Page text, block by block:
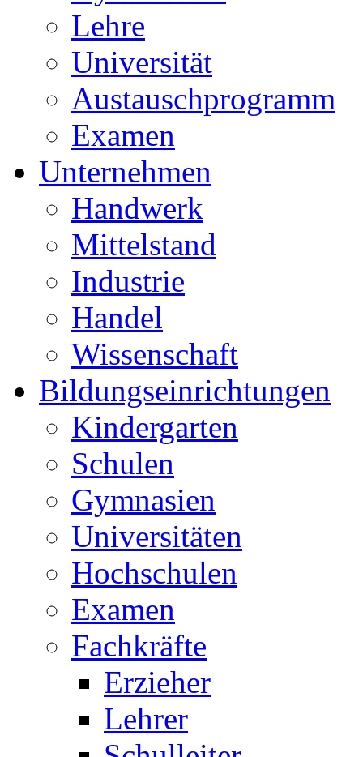
Lehre
Universität
Austauschprogramm
Examen
Unternehmen
Handwerk
Mittelstand
Industrie
Handel
Wissenschaft
Bildungseinrichtungen
Kindergarten
Schulen
Gymnasien
Universitäten
Hochschulen
Examen
Fachkräfte
Erzieher
Lehrer